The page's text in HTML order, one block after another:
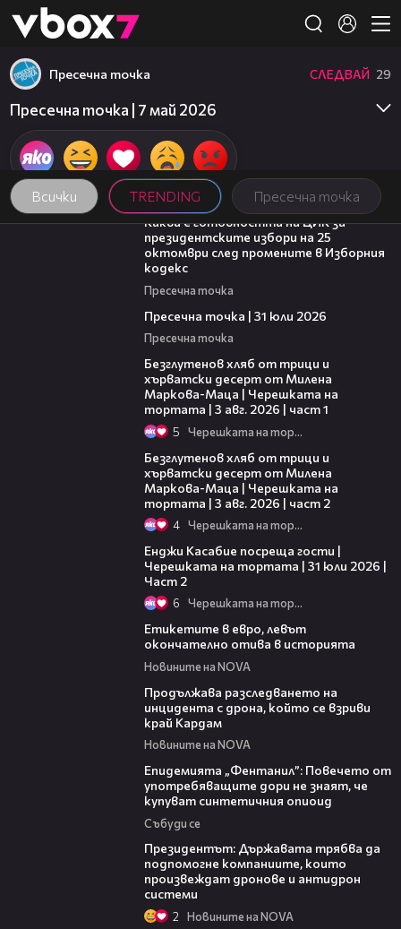
👾
Всички TRENDING Пресечна точка
Пресечна точка СЛЕДВАЙ 29
Пресечна точка | 7 май 2026
14:16
Каква е готовността на ЦИК за
президентските избори на 25
октомври след промените в Изборния
кодекс
Пресечна точка
Пресечна точка | 31 юли 2026
Пресечна точка
Безглутенов хляб от трици и
хърватски десерт от Милена
Маркова-Маца | Черешката на
тортата | 3 авг. 2026 | част 1
5 Черешката на тортата
Безглутенов хляб от трици и
хърватски десерт от Милена
Маркова-Маца | Черешката на
тортата | 3 авг. 2026 | част 2
4 Черешката на тортата
Енджи Касабие посреща гости |
Черешката на тортата | 31 юли 2026 |
Част 2
6 Черешката на тортата
Етикетите в евро, левът
окончателно отива в историята
Новините на NOVA
Продължава разследването на
инцидента с дрона, който се взриви
край Кардам
Новините на NOVA
Епидемията „Фентанил”: Повечето от
употребяващите дори не знаят, че
купуват синтетичния опиоид
Събуди се
Президентът: Държавата трябва да
подпомогне компаниите, които
произвеждат дронове и антидрон
системи
2 Новините на NOVA